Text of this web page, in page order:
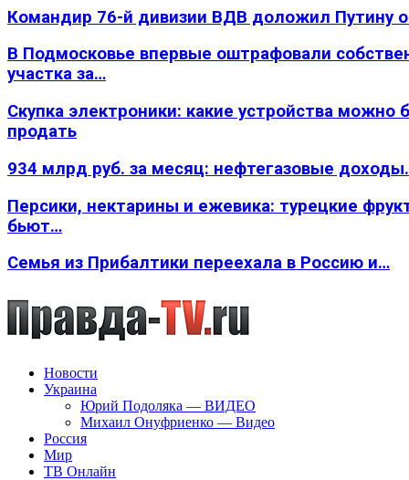
Командир 76-й дивизии ВДВ доложил Путину
В Подмосковье впервые оштрафовали
участка за…
Скупка электроники: какие устройства можно
продать
934 млрд руб. за месяц: нефтегазовые
Персики, нектарины и ежевика: турецкие
бьют…
Семья из Прибалтики переехала в Россию и…
Новости
Украина
Юрий Подоляка — ВИДЕО
Михаил Онуфриенко — Видео
Россия
Мир
ТВ Онлайн